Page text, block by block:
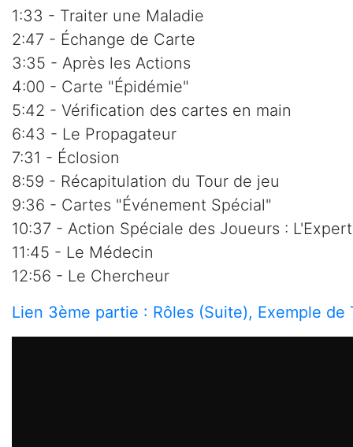
1:33 - Traiter une Maladie
2:47 - Échange de Carte
3:35 - Après les Actions
4:00 - Carte "Épidémie"
5:42 - Vérification des cartes en main
6:43 - Le Propagateur
7:31 - Éclosion
8:59 - Récapitulation du Tour de jeu
9:36 - Cartes "Événement Spécial"
10:37 - Action Spéciale des Joueurs :
11:45 - Le Médecin
12:56 - Le Chercheur
Lien 3ème partie : Rôles (Suite), Exemple